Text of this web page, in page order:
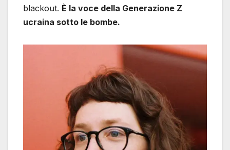
blackout. È la voce della Generazione Z
ucraina sotto le bombe.